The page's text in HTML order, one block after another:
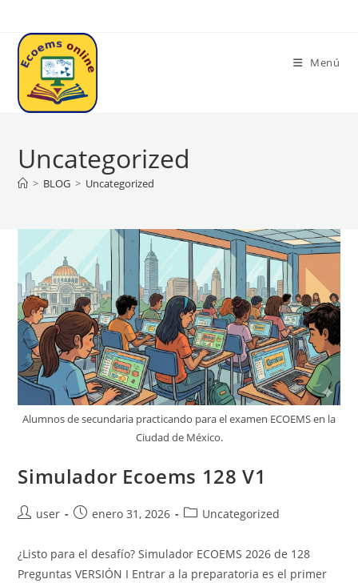
contenido
Menú
Uncategorized
> BLOG > Uncategorized
Alumnos de secundaria practicando para el examen ECOEMS en la
Ciudad de México.
Simulador Ecoems 128 V1
Autor
la
entrada:
user
Publicación
enero 31, 2026
Categoría
Uncategorized
¿Listo para el desafío? Simulador ECOEMS 2026 de 128
Preguntas VERSIÓN I Entrar a la preparatoria es el primer